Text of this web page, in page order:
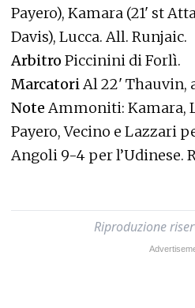
Payero), Kamara (21' st
Davis), Lucca. All. Runjaic.
Arbitro Piccinini di Forlì.
MarcatoriAl 22' Thauvin,
Note Ammoniti: Kamara,
Payero, Vecino e Lazzari
Angoli 9-4 per l’Udinese.
Riproduzione